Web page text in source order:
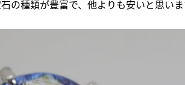
の種類が豊富で、他よりも安いと思いま